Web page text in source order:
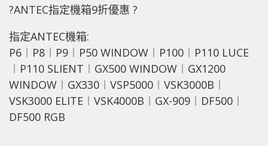
?ANTEC指定機箱9折優惠 ?
指定ANTEC機箱:
P6︱P8︱P9︱P50 WINDOW︱P100︱P110 LUCE
︱P110 SLIENT︱GX500 WINDOW︱GX1200
WINDOW︱GX330︱VSP5000︱VSK3000B︱
VSK3000 ELITE︱VSK4000B︱GX-909︱DF500︱
DF500 RGB